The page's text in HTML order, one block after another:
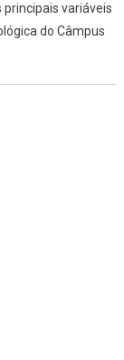
variáveis
do Câmpus